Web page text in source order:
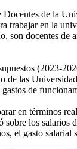
de la
trabajar en la
son docentes de
(2023-
de las
de
en términos
sobre los salarios
el gasto salarial